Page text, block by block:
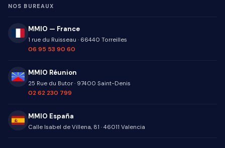
NOS BUREAUX
MMIO — France
1 rue du Ruisseau · 66440 Torreilles
06 95 53 90 60
MMIO Réunion
25 Rue du Butor· 97400 Saint-Denis
02 62 230 799
MMIO España
Calle Isabel de Villena, 81 · 46011 Valencia